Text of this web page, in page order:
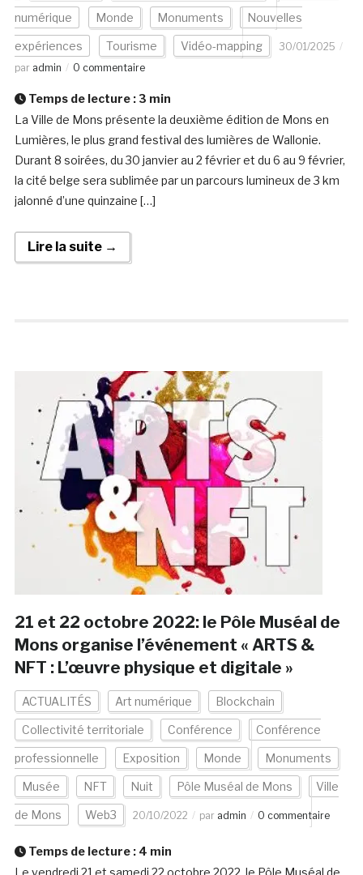
numérique Monde Monuments Nouvelles
expériences Tourisme Vidéo-mapping
30/01/2025
par admin 0 commentaire
Temps de lecture : 3 min
La Ville de Mons présente la deuxième édition de Mons en
Lumières, le plus grand festival des lumières de Wallonie.
Durant 8 soirées, du 30 janvier au 2 février et du 6 au 9 février,
la cité belge sera sublimée par un parcours lumineux de 3 km
jalonné d’une quinzaine […]
Lire la suite →
21 et 22 octobre 2022: le Pôle Muséal de
Mons organise l’événement « ARTS &
NFT : L’œuvre physique et digitale »
ACTUALITÉS Art numérique Blockchain
Collectivité territoriale Conférence Conférence
professionnelle Exposition Monde Monuments
Musée NFT Nuit Pôle Muséal de Mons Ville
de Mons Web3 20/10/2022 par admin 0 commentaire
Temps de lecture : 4 min